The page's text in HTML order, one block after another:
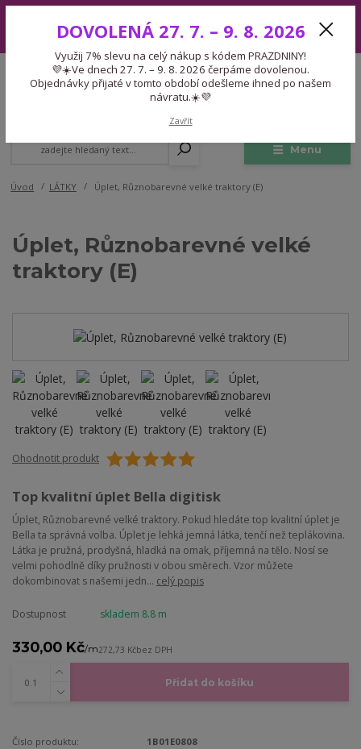
7. – 9. 8. 2026 čerpáme dovolenou. Objednávky přijaté v tomto období
odešleme ihned po našem návratu.☀️💜
Menu
CZK
Expedice 775 866 913
Po-Čt 9-15:30 Pá 9-14:30 Pauza 13-13:45
Úvod LÁTKY Úplet, Různobarevné velké traktory (E)
Úplet, Různobarevné velké
traktory (E)
Ohodnotit produkt
Top kvalitní úplet Bella digitisk
Úplet, Různobarevné velké traktory. Pokud hledáte top kvalitní úplet je
Bella ta správná volba. Úplet je lehká jemná látka, tenčí než teplákovina.
Látka je pružná, prodyšná, hladká na omak, příjemná na tělo. Nosí se
velmi pohodlně díky pružnosti v obou směrech. Vzor můžete
dokombinovat s našemi jedn... celý popis
Dostupnost skladem 8.8 m
330,00 Kč/m272,73 Kčbez DPH
Přidat do košíku
Číslo produktu:
1B01E0808
DOVOLENÁ 27. 7. – 9. 8. 2026
Využij 7% slevu na celý nákup s kódem PRAZDNINY!
💜☀️Ve dnech 27. 7. – 9. 8. 2026 čerpáme dovolenou.
Objednávky přijaté v tomto období odešleme ihned po našem
návratu.☀️💜
Zavřít